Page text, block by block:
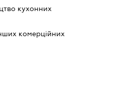
кухонних
комерційних